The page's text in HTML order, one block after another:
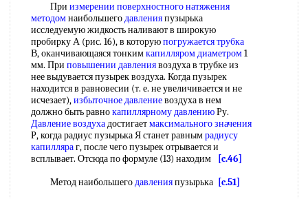
При измерении поверхностного натяжения
методомнаибольшегодавленияпузырька
исследуемую жидкость наливают в широкую
пробирку А (рис. 16), в которуюпогружается трубка
В, оканчивающаяся тонкимкапилляром диаметром1
мм. При повышении давлениявоздуха в трубке из
нее выдувается пузырек воздуха. Когда пузырек
находится в равновесии (т. е. не увеличивается и не
исчезает),избыточное давлениевоздуха в нем
должно быть равнокапиллярному давлениюРу.
Давление воздухадостигаетмаксимального значения
Р, когда радиус пузырька Я станет равнымрадиусу
капилляраг, после чего пузырек отрывается и
всплывает. Отсюда по формуле (13) находим
[c.46]
Метод наибольшегодавленияпузырька [c.51]